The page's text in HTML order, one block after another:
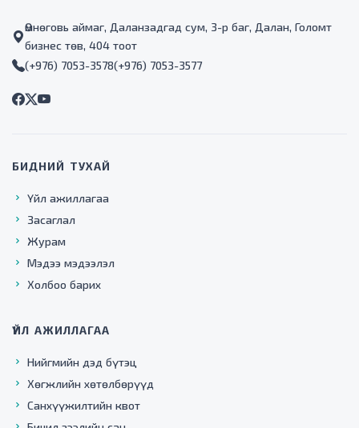
Өмнөговь аймаг, Даланзадгад сум, 3-р баг, Далан, Голомт
бизнес төв, 404 тоот
(+976) 7053-3578(+976) 7053-3577
БИДНИЙ ТУХАЙ
Үйл ажиллагаа
Засаглал
Журам
Мэдээ мэдээлэл
Холбоо барих
ҮЙЛ АЖИЛЛАГАА
Нийгмийн дэд бүтэц
Хөгжлийн хөтөлбөрүүд
Санхүүжилтийн квот